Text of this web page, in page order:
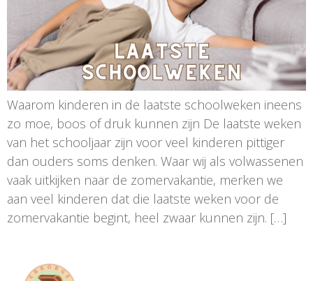
Waarom kinderen in de laatste schoolweken ineens
zo moe, boos of druk kunnen zijn De laatste weken
van het schooljaar zijn voor veel kinderen pittiger
dan ouders soms denken. Waar wij als volwassenen
vaak uitkijken naar de zomervakantie, merken we
aan veel kinderen dat die laatste weken voor de
zomervakantie begint, heel zwaar kunnen zijn. […]